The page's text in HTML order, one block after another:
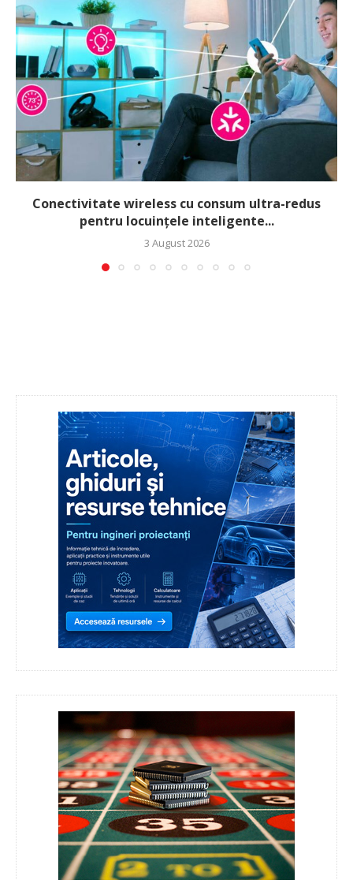
Conectivitate wireless cu consum ultra-redus
pentru locuințele inteligente...
3 August 2026